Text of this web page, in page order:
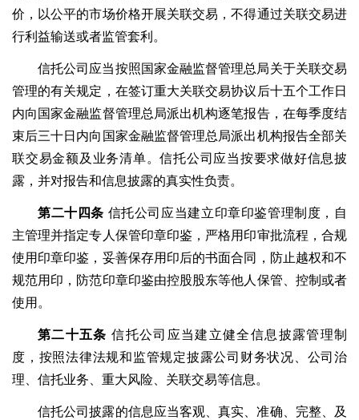
价，以公平的市场价格开展关联交易，不得通过关联交易进
行利益输送或者监管套利。
信托公司应当按照国家金融监督管理总局关于关联交易
管理的有关规定，在签订重大关联交易协议后十五个工作日
内向国家金融监督管理总局派出机构逐笔报告，在每季度结
束后三十日内向国家金融监督管理总局派出机构报告全部关
联交易金额及业务清单。信托公司应当按要求做好信息披
露，并对报告和信息披露的真实性负责。
第二十四条 信托公司应当建立印章印鉴管理制度，自
主管理并指定专人保管印章印鉴，严格用印审批流程，合规
使用印章印鉴，妥善保存用印后的书面合同，防止越权和不
规范用印，防范印章印鉴由控股股东等他人保管、控制或者
使用。
第二十五条 信托公司应当建立健全信息披露管理制
度，按照法律法规和监管规定披露公司财务状况、公司治
理、信托业务、重大风险、关联交易等信息。
信托公司披露的信息应当客观、真实、准确、完整、及